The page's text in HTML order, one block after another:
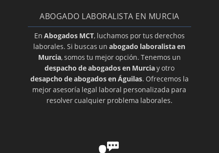
ABOGADO LABORALISTA EN MURCIA
En Abogados MCT, luchamos por tus derechos
laborales. Si buscas unabogado laboralista en
Murcia, somos tu mejor opción. Tenemos un
despacho de abogados en Murciay otro
desapcho de abogados en Águilas. Ofrecemos la
mejor asesoría legal laboral personalizada para
resolver cualquier problema laborales.